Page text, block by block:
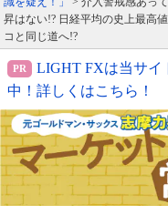
昇はない!? 日経平均の史上最高
コと同じ道へ!?
LIGHT FXは当サイ
中！詳しくはこちら！